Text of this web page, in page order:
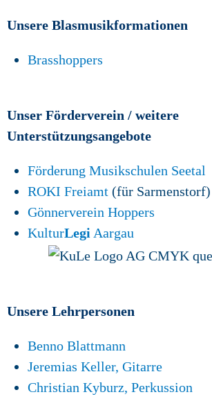
Unsere Blasmusikformationen
Brasshoppers
Unser Förderverein / weitere
Unterstützungsangebote
Förderung Musikschulen Seetal
ROKI Freiamt (für Sarmenstorf)
Gönnerverein Hoppers
KulturLegiAargau
Unsere Lehrpersonen
Benno Blattmann
Jeremias Keller, Gitarre
Christian Kyburz, Perkussion